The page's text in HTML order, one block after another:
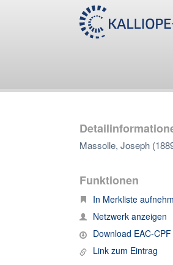
Massolle, Joseph
Funktionen
In Merkliste
Netzwerk anzeigen
Download EAC-
Link zum Eintrag